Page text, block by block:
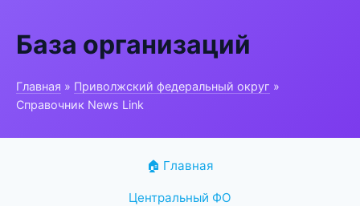
База организаций
Главная » Приволжский федеральный округ »
Справочник News Link
🏠 Главная
Центральный ФО